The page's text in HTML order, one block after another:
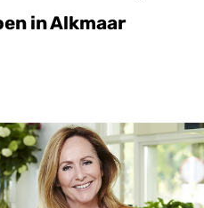
in Alkmaar